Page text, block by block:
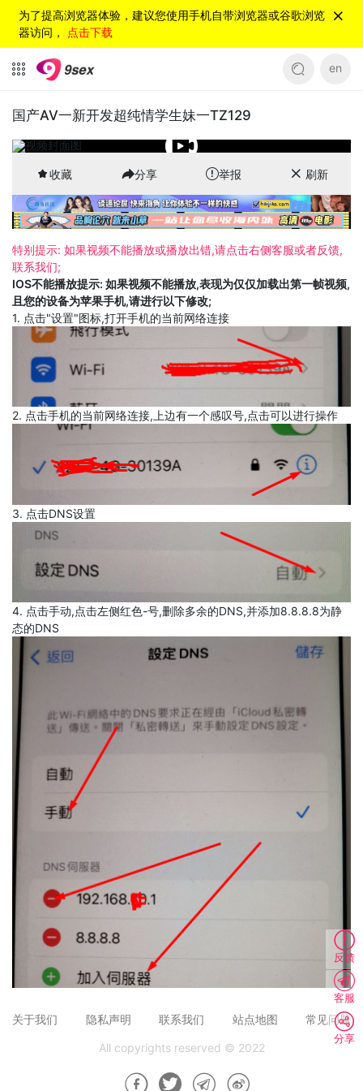
为了提高浏览器体验，建议您使用手机自带浏览器或谷歌浏览
器访问， 点击下载
en
国产AV一新开发超纯情学生妹一TZ129
收藏 分享 举报 刷新
特别提示: 如果视频不能播放或播放出错,请点击右侧客服或者反馈,
联系我们;
IOS不能播放提示: 如果视频不能播放,表现为仅仅加载出第一帧视频,
且您的设备为苹果手机,请进行以下修改;
1. 点击"设置"图标,打开手机的当前网络连接
2. 点击手机的当前网络连接,上边有一个感叹号,点击可以进行操作
3. 点击DNS设置
4. 点击手动,点击左侧红色-号,删除多余的DNS,并添加8.8.8.8为静
态的DNS
反馈
客服
分享
关于我们 隐私声明 联系我们 站点地图 常见问题
All copyrights reserved © 2022